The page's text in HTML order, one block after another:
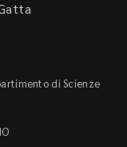
di Scienze